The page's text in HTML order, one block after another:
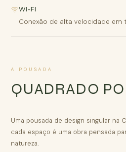
WI-FI
Conexão de alta velocidade em
A POUSADA
QUADRADO
Uma pousada de design singular na
cada espaço é uma obra pensada
natureza.